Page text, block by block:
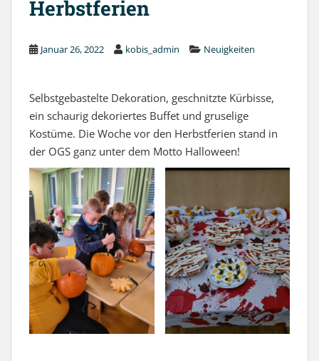
Herbstferien
Januar 26, 2022 kobis_admin Neuigkeiten
Selbstgebastelte Dekoration, geschnitzte Kürbisse,
ein schaurig dekoriertes Buffet und gruselige
Kostüme. Die Woche vor den Herbstferien stand in
der OGS ganz unter dem Motto Halloween!